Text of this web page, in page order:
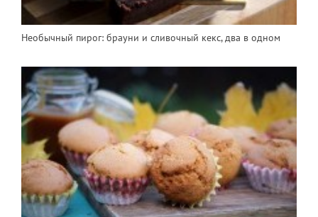
Необычный пирог: брауни и сливочный кекс, два в одном